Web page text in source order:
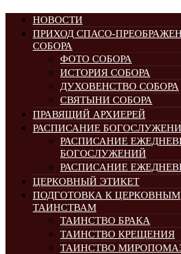
НОВОСТИ
ПРИХОД СПАСО-
СОБОРА
ФОТО СОБОРА
ИСТОРИЯ СОБОРА
ДУХОВЕНСТВО СОБОРА
СВЯТЫНИ СОБОРА
ПРАВЯЩИЙ АРХИЕРЕЙ
РАСПИСАНИЕ
РАСПИСАНИЕ
БОГОСЛУЖЕНИЙ
РАСПИСАНИЕ
ЦЕРКОВНЫЙ ЭТИКЕТ
ПОДГОТОВКА К ЦЕРКОВНЫМ
ТАИНСТВАМ
ТАИНСТВО БРАКА
ТАИНСТВО КРЕЩЕНИЯ
ТАИНСТВО